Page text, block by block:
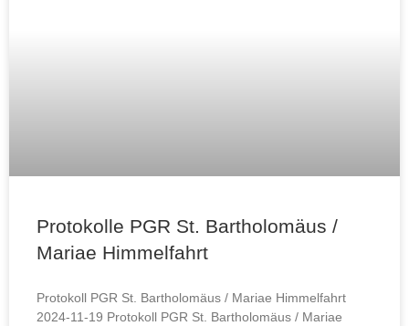
Protokolle PGR St. Bartholomäus /
Mariae Himmelfahrt
Protokoll PGR St. Bartholomäus / Mariae Himmelfahrt
2024-11-19 Protokoll PGR St. Bartholomäus / Mariae